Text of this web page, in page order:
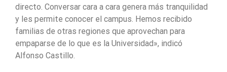
directo. Conversar cara a cara genera más tranquilidad
y les permite conocer el campus. Hemos recibido
familias de otras regiones que aprovechan para
empaparse de lo que es la Universidad», indicó
Alfonso Castillo.